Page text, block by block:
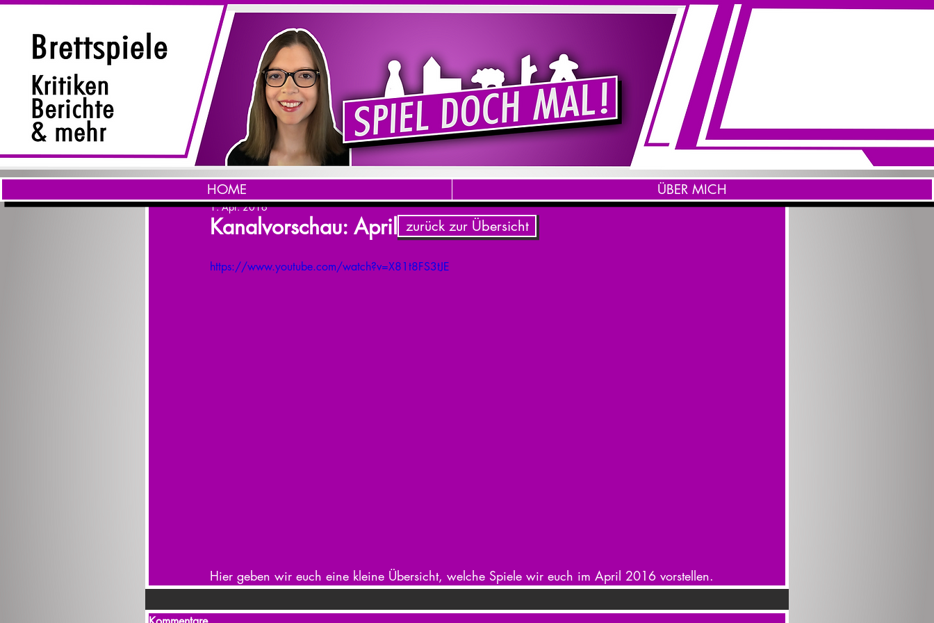
Kanalvorschau: April 2016
1. Apr. 2016
https://www.youtube.com/watch?v=X81t8FS3tJE
Hier geben wir euch eine kleine Übersicht, welche Spiele wir euch im April 2016 vorstellen.
zurück zur Übersicht
HOME ÜBER MICH